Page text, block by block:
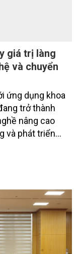
giá trị làng
và chuyển
ứng dụng khoa
trở thành
nâng cao
Phù Lãng, tỉnh
sản xuất đã
nghệ, xây
trị truyền thống.